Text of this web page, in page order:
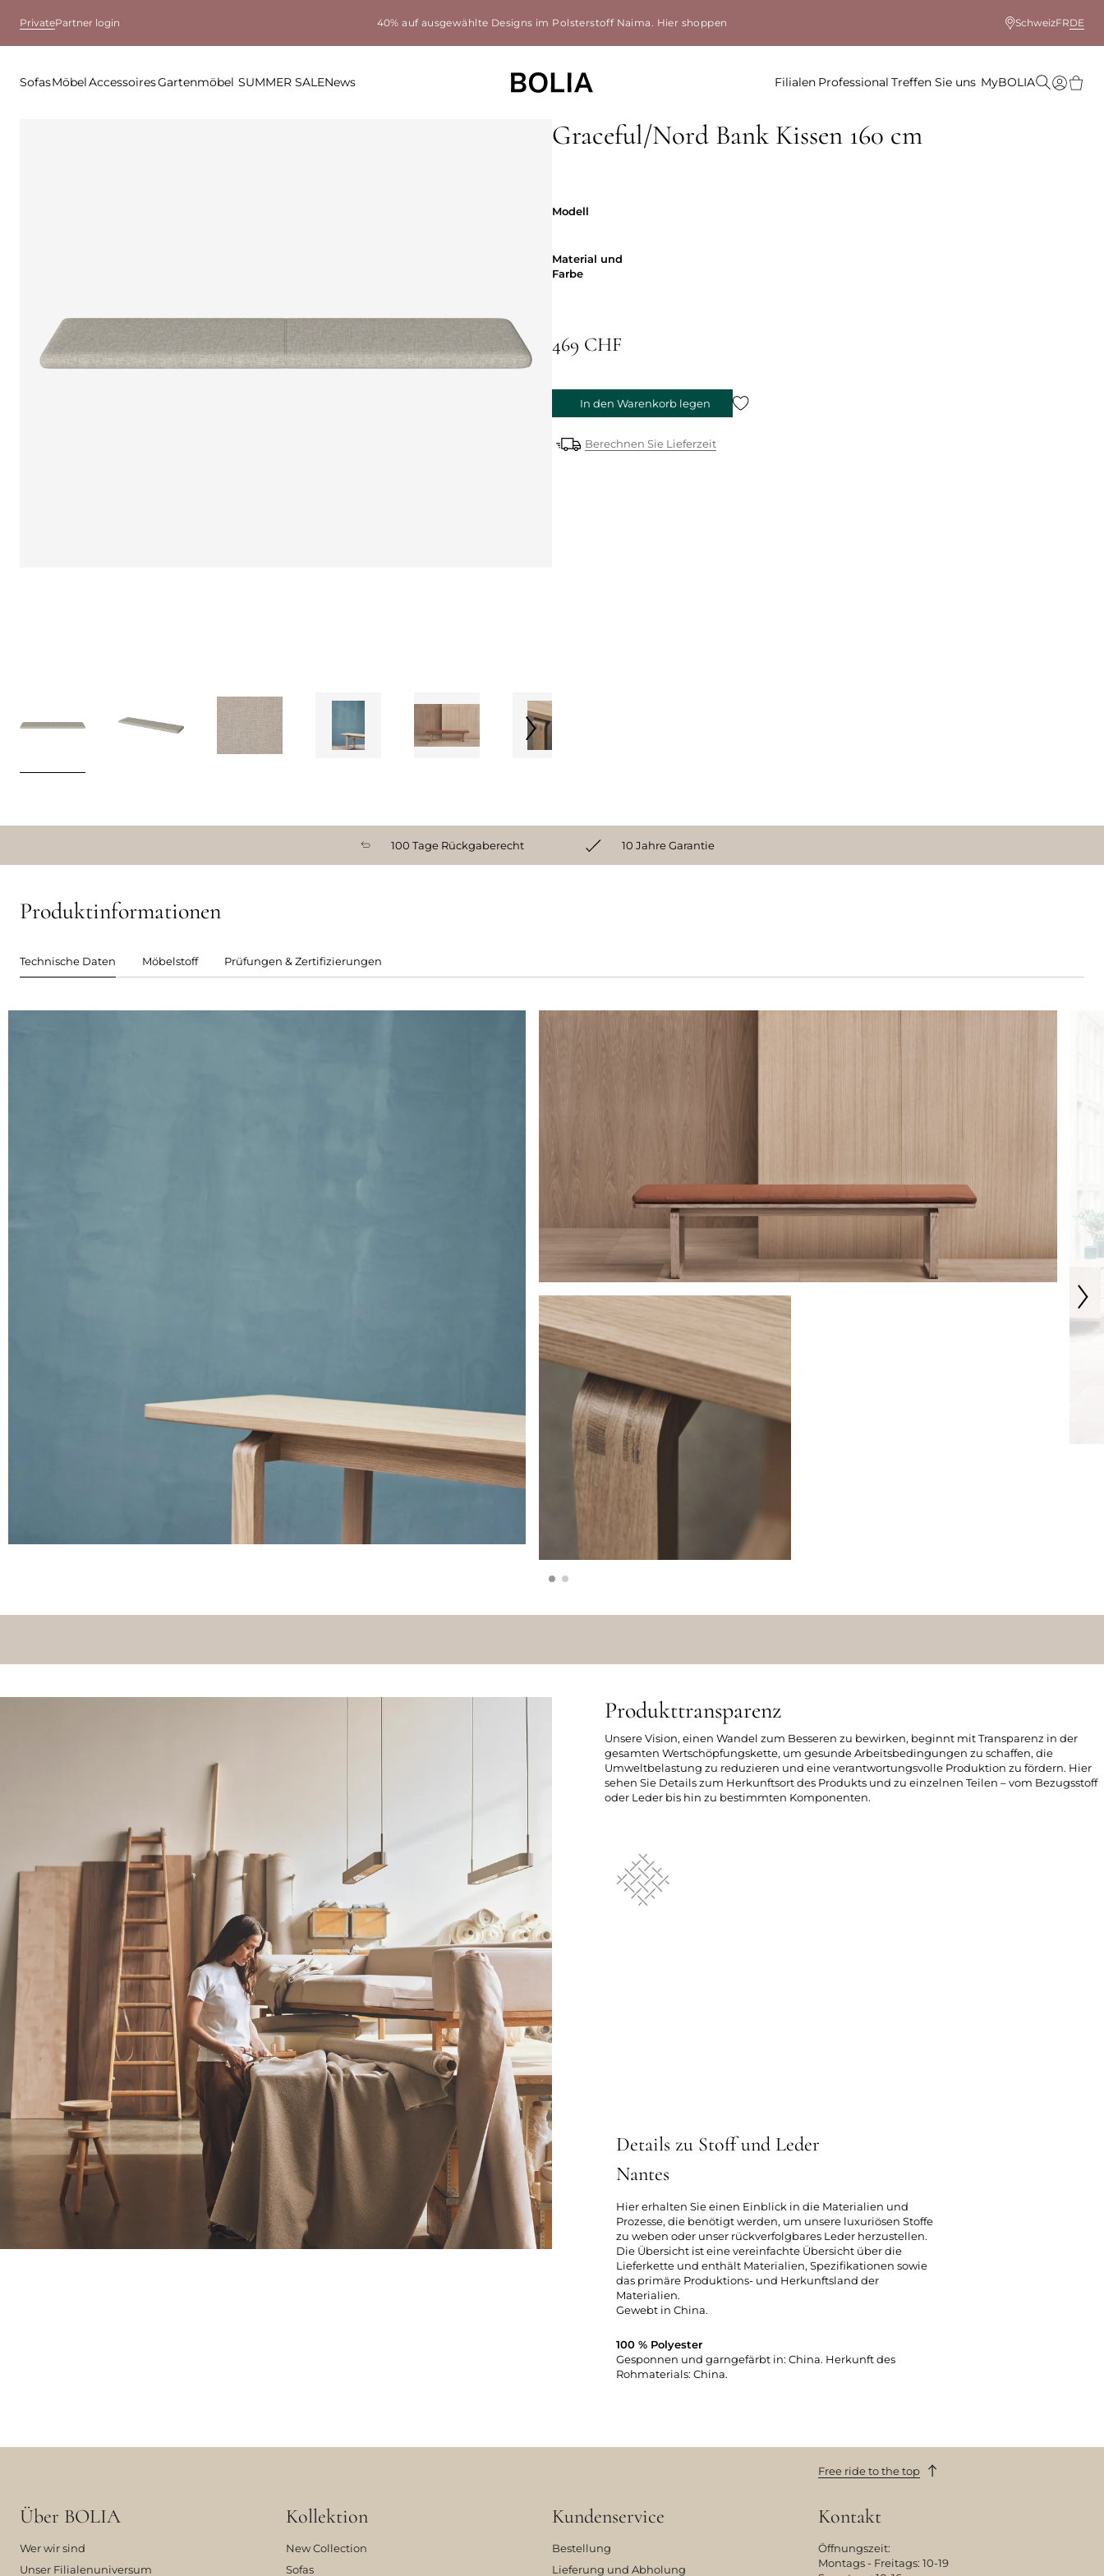
PrivatePartner login 40% auf ausgewählte Designs im Polsterstoff Naima. Hier shoppen SchweizFRDE
SofasMöbelAccessoiresGartenmöbel SUMMER SALENews Filialen Professional Treffen Sie uns MyBOLIA
Graceful/Nord Bank Kissen 160 cm
Modell
Material und
Farbe
469 CHF
In den Warenkorb legen
Berechnen Sie Lieferzeit
100 Tage Rückgaberecht 10 Jahre Garantie
Produktinformationen
Technische Daten Möbelstoff Prüfungen & Zertifizierungen
Produkttransparenz
Unsere Vision, einen Wandel zum Besseren zu bewirken, beginnt mit Transparenz in der
gesamten Wertschöpfungskette, um gesunde Arbeitsbedingungen zu schaffen, die
Umweltbelastung zu reduzieren und eine verantwortungsvolle Produktion zu fördern. Hier
sehen Sie Details zum Herkunftsort des Produkts und zu einzelnen Teilen – vom Bezugsstoff
oder Leder bis hin zu bestimmten Komponenten.
Details zu Stoff und Leder
Nantes
Hier erhalten Sie einen Einblick in die Materialien und
Prozesse, die benötigt werden, um unsere luxuriösen Stoffe
zu weben oder unser rückverfolgbares Leder herzustellen.
Die Übersicht ist eine vereinfachte Übersicht über die
Lieferkette und enthält Materialien, Spezifikationen sowie
das primäre Produktions- und Herkunftsland der
Materialien.
Gewebt in China.
100 % Polyester
Gesponnen und garngefärbt in: China. Herkunft des
Rohmaterials: China.
Free ride to the top
Über BOLIA
Wer wir sind
Unser Filialenuniversum
Kollektion
New Collection
Sofas
Kundenservice
Bestellung
Lieferung und Abholung
Kontakt
Öffnungszeit:
Montags - Freitags: 10-19